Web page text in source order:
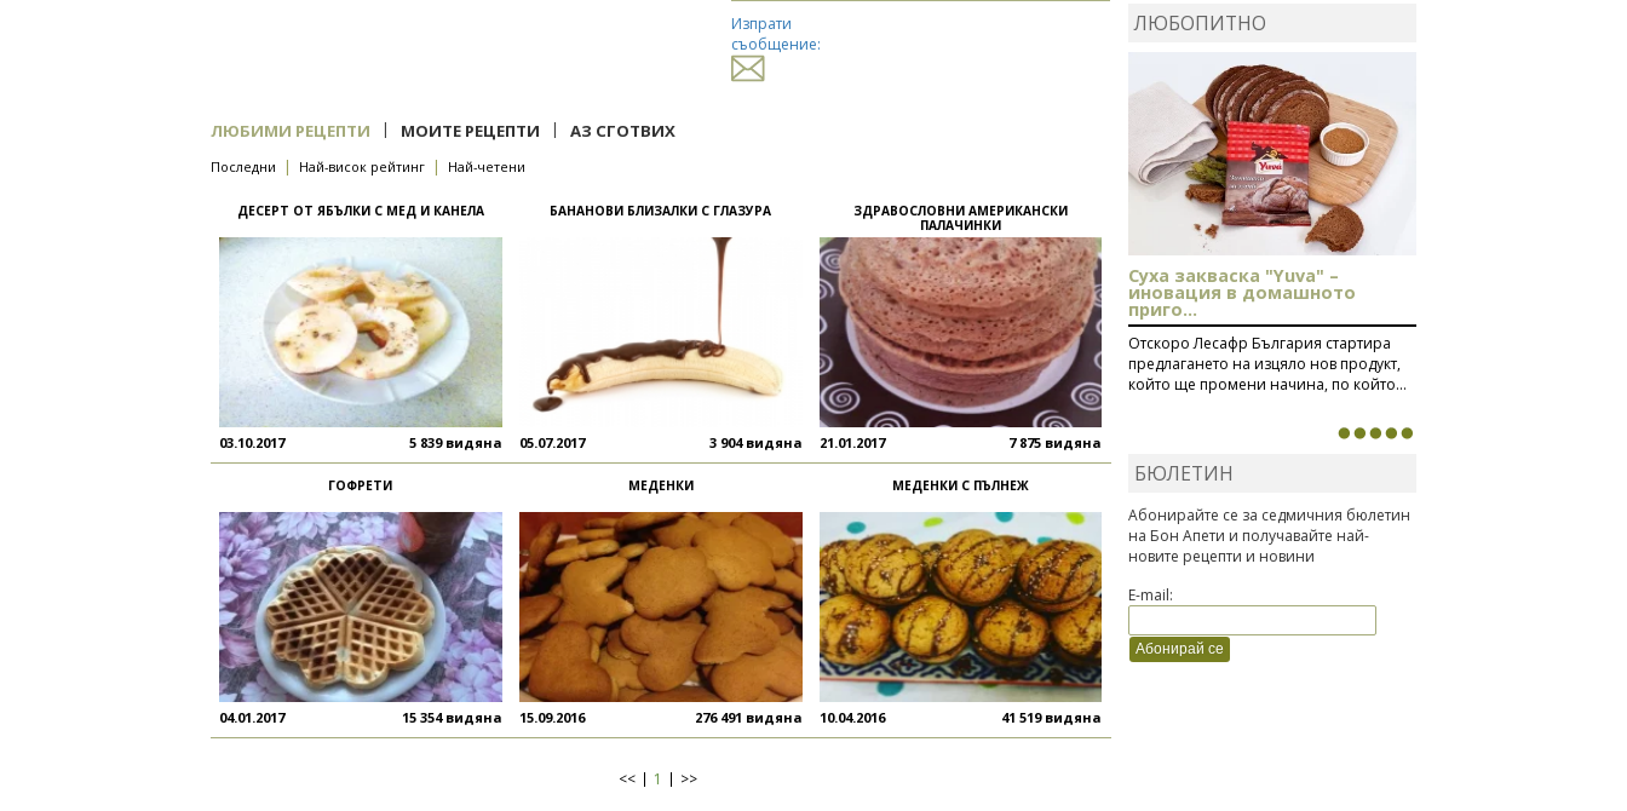
Изпрати
съобщение:
ЛЮБИМИ РЕЦЕПТИ | МОИТЕ РЕЦЕПТИ | АЗ СГОТВИХ
Последни | Най-висок рейтинг | Най-четени
ДЕСЕРТ ОТ ЯБЪЛКИ С МЕД И КАНЕЛА
03.10.2017 5 839 видяна
БАНАНОВИ БЛИЗАЛКИ С ГЛАЗУРА
05.07.2017 3 904 видяна
ЗДРАВОСЛОВНИ АМЕРИКАНСКИ
ПАЛАЧИНКИ
21.01.2017 7 875 видяна
ГОФРЕТИ
04.01.2017 15 354 видяна
МЕДЕНКИ
15.09.2016 276 491 видяна
МЕДЕНКИ С ПЪЛНЕЖ
10.04.2016 41 519 видяна
<< 1 >>
лимон
коментира рецептата
Киноа със зеленчуци
ЛЮБОПИТНО
Суха закваска "Yuva" –
иновация в домашното
приго...
Отскоро Лесафр България стартира
предлагането на изцяло нов продукт,
който ще промени начина, по който...
БЮЛЕТИН
Абонирайте се за седмичния бюлетин
на Бон Апети и получавайте най-
новите рецепти и новини
E-mail: